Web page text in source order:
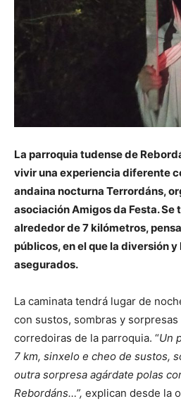
La parroquia tudense de
vivir una experiencia diferente
andaina nocturna Terrordáns,
asociación Amigos da Festa.
alrededor de 7 kilómetros,
públicos, en el que la diversión
asegurados.
La caminata tendrá lugar de
con sustos, sombras y sorpresas
corredoiras de la parroquia. “Un
7 km, sinxelo e cheo de sustos,
outra sorpresa agárdate polas
Rebordáns…”, explican desde la